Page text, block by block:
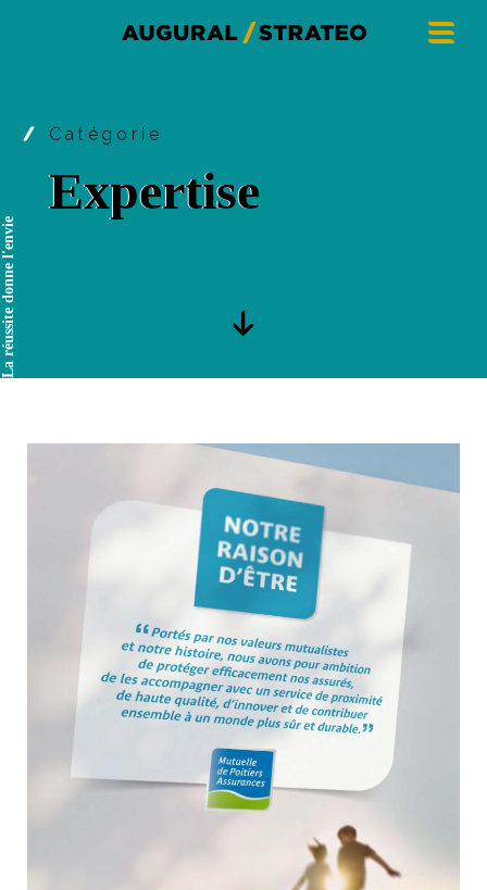
La réussite donne l'envie
Catégorie
Expertise